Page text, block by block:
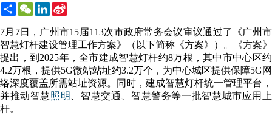
ShareWeChatLinkedIn
7月7日，广州市15届113次市政府常务会议审议通过了《广州市
智慧灯杆建设管理工作方案》（以下简称《方案》）。《方案》
提出，到2025年，全市建成智慧灯杆约8万根，其中市中心区约
4.2万根，提供5G微站站址约3.2万个，为中心城区提供保障5G网
络深度覆盖所需站址资源。同时，建成智慧灯杆统一管理平台，
并推动智慧照明
、智慧交通、智慧警务等一批智慧城市应用上
杆。